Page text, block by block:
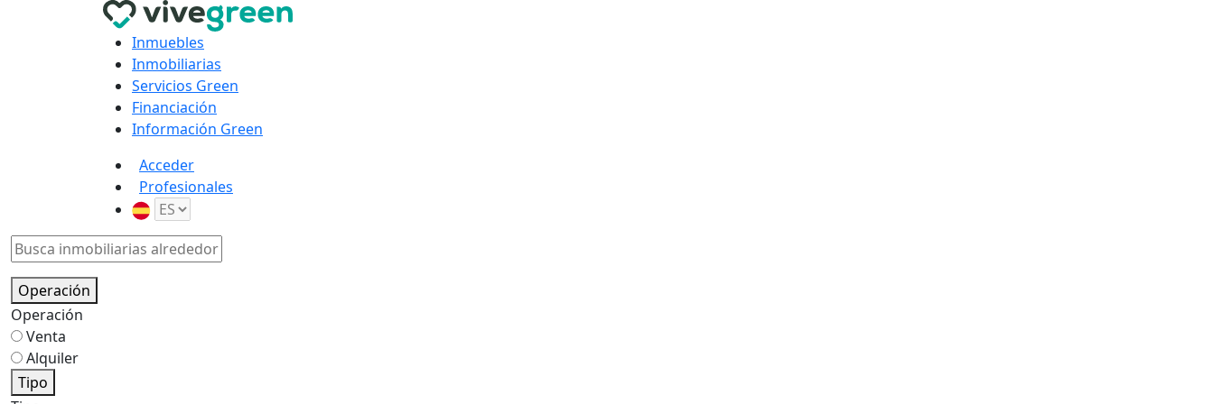
Inmuebles
Inmobiliarias
Servicios Green
Financiación
Información Green
Acceder
Profesionales
Operación
Operación
Venta
Alquiler
Tipo